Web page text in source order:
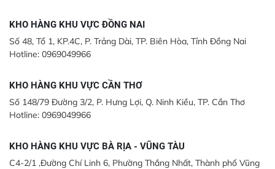
KHO HÀNG KHU VỰC ĐỒNG NAI
Số 48, Tổ 1, KP.4C, P. Trảng Dài, TP. Biên Hòa, Tỉnh Đồng Nai
Hotline: 0969049966
KHO HÀNG KHU VỰC CẦN THƠ
Số 148/79 Đường 3/2, P. Hưng Lợi, Q. Ninh Kiều, TP. Cần Thơ
Hotline: 0969049966
KHO HÀNG KHU VỰC BÀ RỊA - VŨNG TÀU
C4-2/1 ,Đường Chí Linh 6, Phường Thắng Nhất, Thành phố Vũng